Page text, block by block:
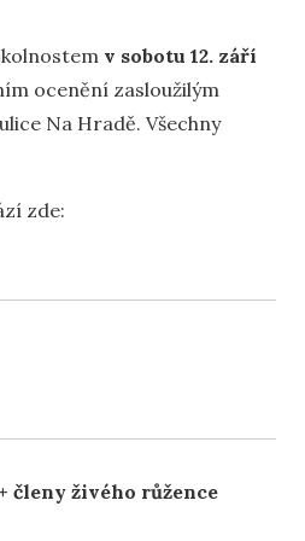
v sobotu 12. září
ocenění zasloužilým
Na Hradě. Všechny
zde:
členy živého růžence